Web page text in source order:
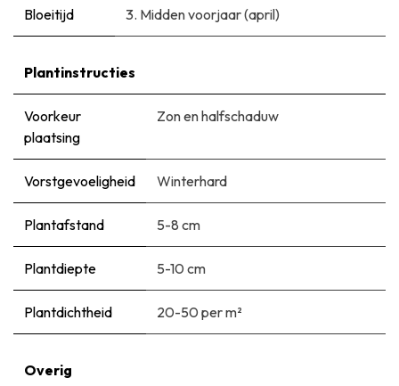
Bloeitijd 3. Midden voorjaar (april)
Plantinstructies
Voorkeur
plaatsing
Zon en halfschaduw
Vorstgevoeligheid Winterhard
Plantafstand 5-8 cm
Plantdiepte 5-10 cm
Plantdichtheid 20-50 per m²
Overig